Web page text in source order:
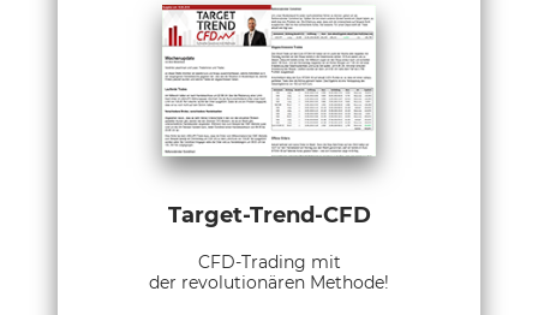
Target-Trend-CFD
CFD-Trading mit
der revolutionären Methode!